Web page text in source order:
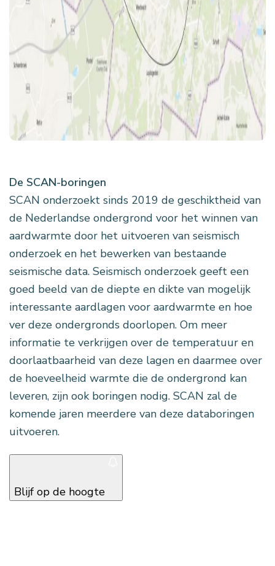
De SCAN-boringen
SCAN onderzoekt sinds 2019 de geschiktheid van
de Nederlandse ondergrond voor het winnen van
aardwarmte door het uitvoeren van seismisch
onderzoek en het bewerken van bestaande
seismische data. Seismisch onderzoek geeft een
goed beeld van de diepte en dikte van mogelijk
interessante aardlagen voor aardwarmte en hoe
ver deze ondergronds doorlopen. Om meer
informatie te verkrijgen over de temperatuur en
doorlaatbaarheid van deze lagen en daarmee over
de hoeveelheid warmte die de ondergrond kan
leveren, zijn ook boringen nodig. SCAN zal de
komende jaren meerdere van deze databoringen
uitvoeren.
Blijf op de hoogte